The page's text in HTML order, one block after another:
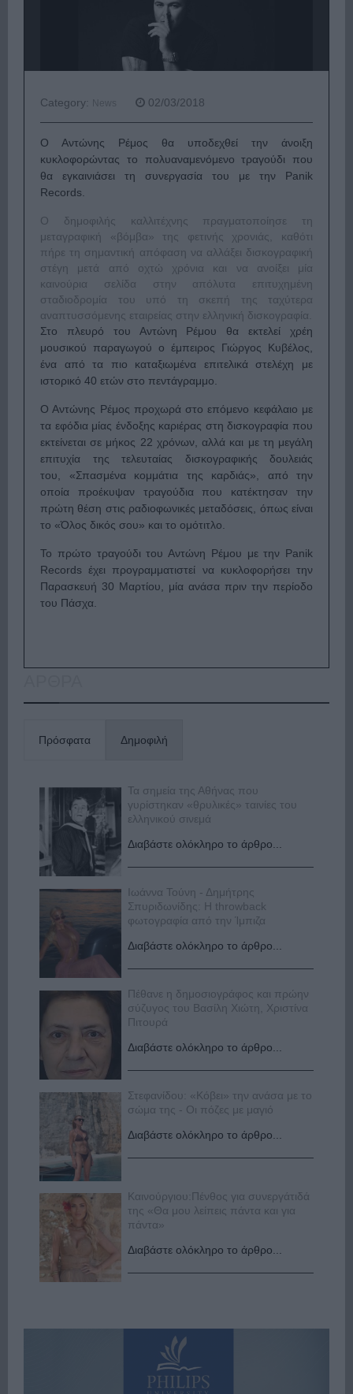
Category: News 02/03/2018
Ο Αντώνης Ρέμος θα υποδεχθεί την άνοιξη
κυκλοφορώντας το πολυαναμενόμενο τραγούδι που
θα εγκαινιάσει τη συνεργασία του με την Panik
Records.
Ο δημοφιλής καλλιτέχνης πραγματοποίησε τη
μεταγραφική «βόμβα» της φετινής χρονιάς, καθότι
πήρε τη σημαντική απόφαση να αλλάξει δισκογραφική
στέγη μετά από οχτώ χρόνια και να ανοίξει μία
καινούρια σελίδα στην απόλυτα επιτυχημένη
σταδιοδρομία του υπό τη σκεπή της ταχύτερα
αναπτυσσόμενης εταιρείας στην ελληνική δισκογραφία.
Στο πλευρό του Αντώνη Ρέμου θα εκτελεί χρέη
μουσικού παραγωγού ο έμπειρος Γιώργος Κυβέλος,
ένα από τα πιο καταξιωμένα επιτελικά στελέχη με
ιστορικό 40 ετών στο πεντάγραμμο.
Ο Αντώνης Ρέμος προχωρά στο επόμενο κεφάλαιο με
τα εφόδια μίας ένδοξης καριέρας στη δισκογραφία που
εκτείνεται σε μήκος 22 χρόνων, αλλά και με τη μεγάλη
επιτυχία της τελευταίας δισκογραφικής δουλειάς
του, «Σπασμένα κομμάτια της καρδιάς», από την
οποία προέκυψαν τραγούδια που κατέκτησαν την
πρώτη θέση στις ραδιοφωνικές μεταδόσεις, όπως είναι
το «Όλος δικός σου» και το ομότιτλο.
Το πρώτο τραγούδι του Αντώνη Ρέμου με την Panik
Records έχει προγραμματιστεί να κυκλοφορήσει την
Παρασκευή 30 Μαρτίου, μία ανάσα πριν την περίοδο
του Πάσχα.
Πρόσφατα Δημοφιλή
Τα σημεία της Αθήνας που
γυρίστηκαν «θρυλικές» ταινίες του
ελληνικού σινεμά
Διαβάστε ολόκληρο το άρθρο...
Ιωάννα Τούνη - Δημήτρης
Σπυριδωνίδης: Η throwback
φωτογραφία από την Ίμπιζα
Διαβάστε ολόκληρο το άρθρο...
Πέθανε η δημοσιογράφος και πρώην
σύζυγος του Βασίλη Χιώτη, Χριστίνα
Πιτουρά
Διαβάστε ολόκληρο το άρθρο...
Στεφανίδου: «Κόβει» την ανάσα με το
σώμα της - Οι πόζες με μαγιό
Διαβάστε ολόκληρο το άρθρο...
Καινούργιου:Πένθος για συνεργάτιδά
της «Θα μου λείπεις πάντα και για
πάντα»
Διαβάστε ολόκληρο το άρθρο...